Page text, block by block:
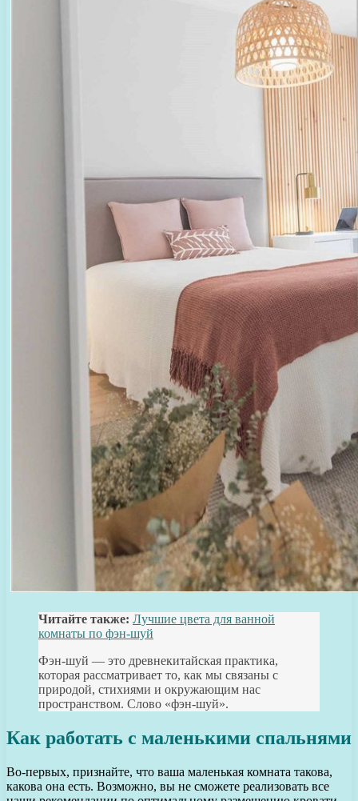
Читайте также: Лучшие цвета для ванной
комнаты по фэн-шуй
Фэн-шуй — это древнекитайская практика,
которая рассматривает то, как мы связаны с
природой, стихиями и окружающим нас
пространством. Слово «фэн-шуй».
Как работать с маленькими спальнями
Во-первых, признайте, что ваша маленькая комната такова,
какова она есть. Возможно, вы не сможете реализовать все